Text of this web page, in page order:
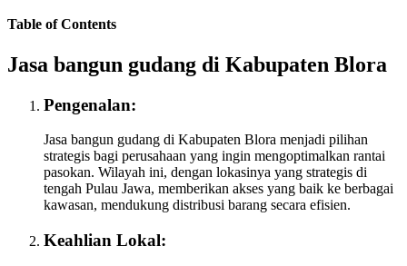
Table of Contents
Jasa bangun gudang di Kabupaten Blora
Pengenalan:
Jasa bangun gudang di Kabupaten Blora menjadi pilihan
strategis bagi perusahaan yang ingin mengoptimalkan rantai
pasokan. Wilayah ini, dengan lokasinya yang strategis di
tengah Pulau Jawa, memberikan akses yang baik ke berbagai
kawasan, mendukung distribusi barang secara efisien.
Keahlian Lokal: